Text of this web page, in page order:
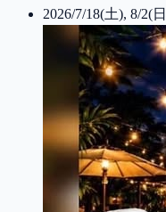
2026/7/18(土), 8/2(